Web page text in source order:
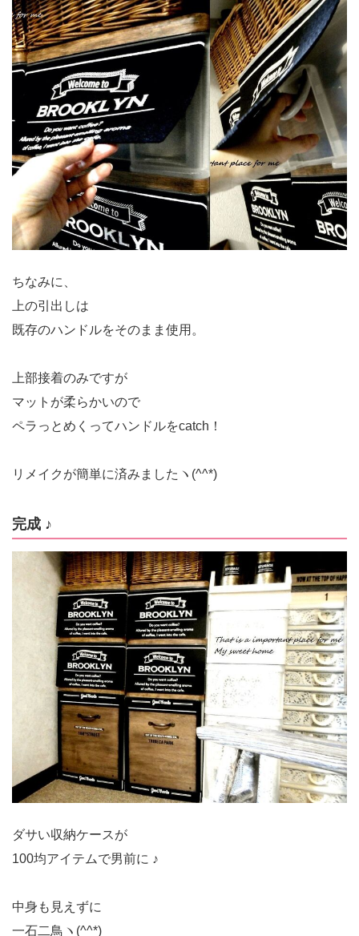
ちなみに、
上の引出しは
既存のハンドルをそのまま使用。
上部接着のみですが
マットが柔らかいので
ペラっとめくってハンドルをcatch！
リメイクが簡単に済みましたヽ(^^*)
完成 ♪
ダサい収納ケースが
100均アイテムで男前に ♪
中身も見えずに
一石二鳥ヽ(^^*)